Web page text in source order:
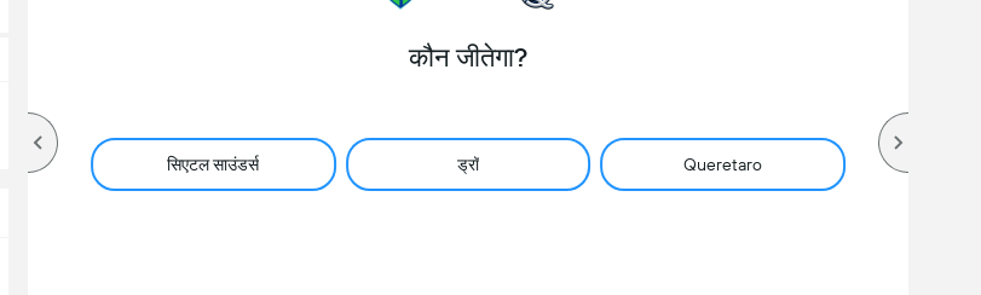
कौन जीतेगा?
सिएटल साउंडर्स ड्रॉ Queretaro